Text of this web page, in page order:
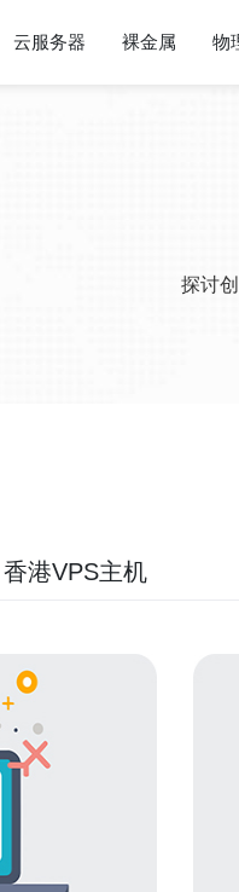
云服务器 裸金属 物
探讨
香港VPS主机